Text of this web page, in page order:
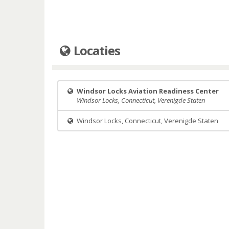
Locaties
Windsor Locks Aviation Readiness Center
Windsor Locks, Connecticut, Verenigde Staten
Windsor Locks, Connecticut, Verenigde Staten